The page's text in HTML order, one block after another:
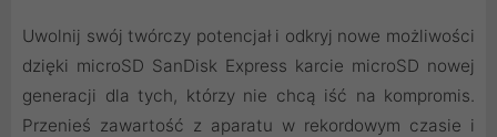
Uwolnij swój twórczy potencjał i odkryj nowe możliwości
dzięki microSD SanDisk Express karcie microSD nowej
generacji dla tych, którzy nie chcą iść na kompromis.
Przenieś zawartość z aparatu w rekordowym czasie i